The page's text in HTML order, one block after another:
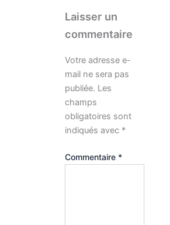
Laisser un
commentaire
Votre adresse e-
mail ne sera pas
publiée. Les
champs
obligatoires sont
indiqués avec *
Commentaire *